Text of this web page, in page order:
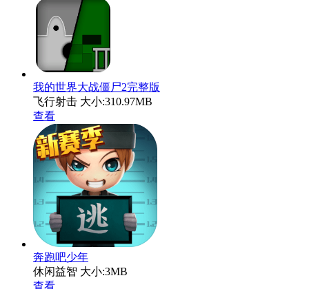
我的世界大战僵尸2完整版
飞行射击 大小:310.97MB
查看
奔跑吧少年
休闲益智 大小:3MB
查看